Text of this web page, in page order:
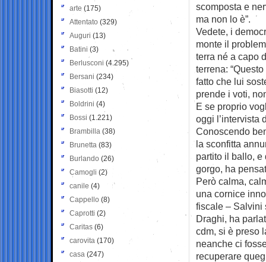
scomposta e
ma non lo è”.
Vedete, i
monte il
terra né a capo
terrena:
fatto che lui
prende i voti,
E se proprio
oggi l’intervista
Conoscendo
la sconfitta
partito il ballo, e
gorgo, ha
Però calma,
una cornice
fiscale – Salvini
Draghi, ha
cdm, si è preso
neanche ci
recuperare
arte (175)
Attentato (329)
Auguri (13)
Batini (3)
Berlusconi (4.295)
Bersani (234)
Biasotti (12)
Boldrini (4)
Bossi (1.221)
Brambilla (38)
Brunetta (83)
Burlando (26)
Camogli (2)
canile (4)
Cappello (8)
Caprotti (2)
Caritas (6)
carovita (170)
casa (247)